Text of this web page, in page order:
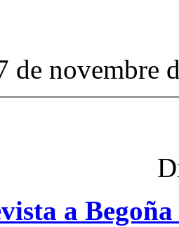
de novembre
a